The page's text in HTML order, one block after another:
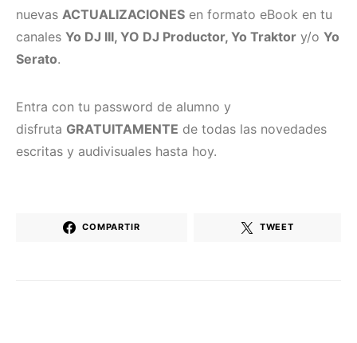
nuevas ACTUALIZACIONES en formato eBook en tu
canales Yo DJ III, YO DJ Productor, Yo Traktor y/o Yo
Serato.
Entra con tu password de alumno y
disfruta GRATUITAMENTE de todas las novedades
escritas y audivisuales hasta hoy.
COMPARTIR TWEET